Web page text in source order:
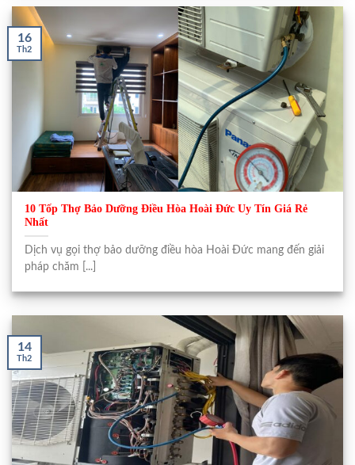
10 Tốp Thợ Bảo Dưỡng Điều Hòa Hoài Đức Uy Tín Giá Rẻ
Nhất
Dịch vụ gọi thợ bảo dưỡng điều hòa Hoài Đức mang đến giải
pháp chăm [...]
16
Th2
14
Th2